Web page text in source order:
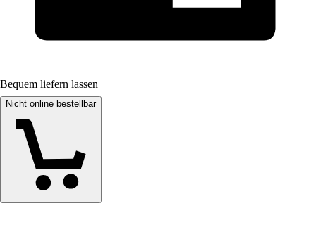
Bequem liefern lassen
Nicht online bestellbar